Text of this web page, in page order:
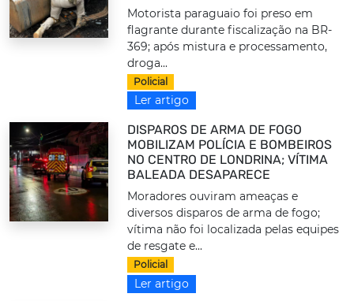
Motorista paraguaio foi preso em
flagrante durante fiscalização na BR-
369; após mistura e processamento,
droga...
Policial
Ler artigo
DISPAROS DE ARMA DE FOGO
MOBILIZAM POLÍCIA E BOMBEIROS
NO CENTRO DE LONDRINA; VÍTIMA
BALEADA DESAPARECE
Moradores ouviram ameaças e
diversos disparos de arma de fogo;
vítima não foi localizada pelas equipes
de resgate e...
Policial
Ler artigo